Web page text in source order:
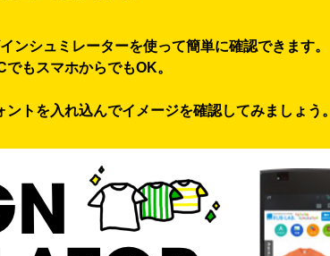
ンシュミレーターを使って簡単に確認できます。
でもスマホからでもOK。
トを入れ込んでイメージを確認してみましょう。